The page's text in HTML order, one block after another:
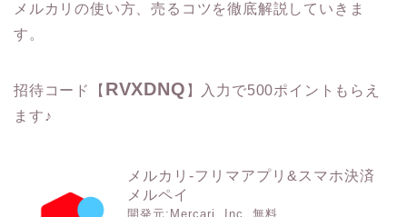
メルカリの使い方、売るコツを徹底解説していきま
す。
招待コード【 RVXDNQ 】入力で500ポイントもらえ
ます♪
メルカリ-フリマアプリ&スマホ決済
メルペイ
開発元: Mercari, Inc. 無料